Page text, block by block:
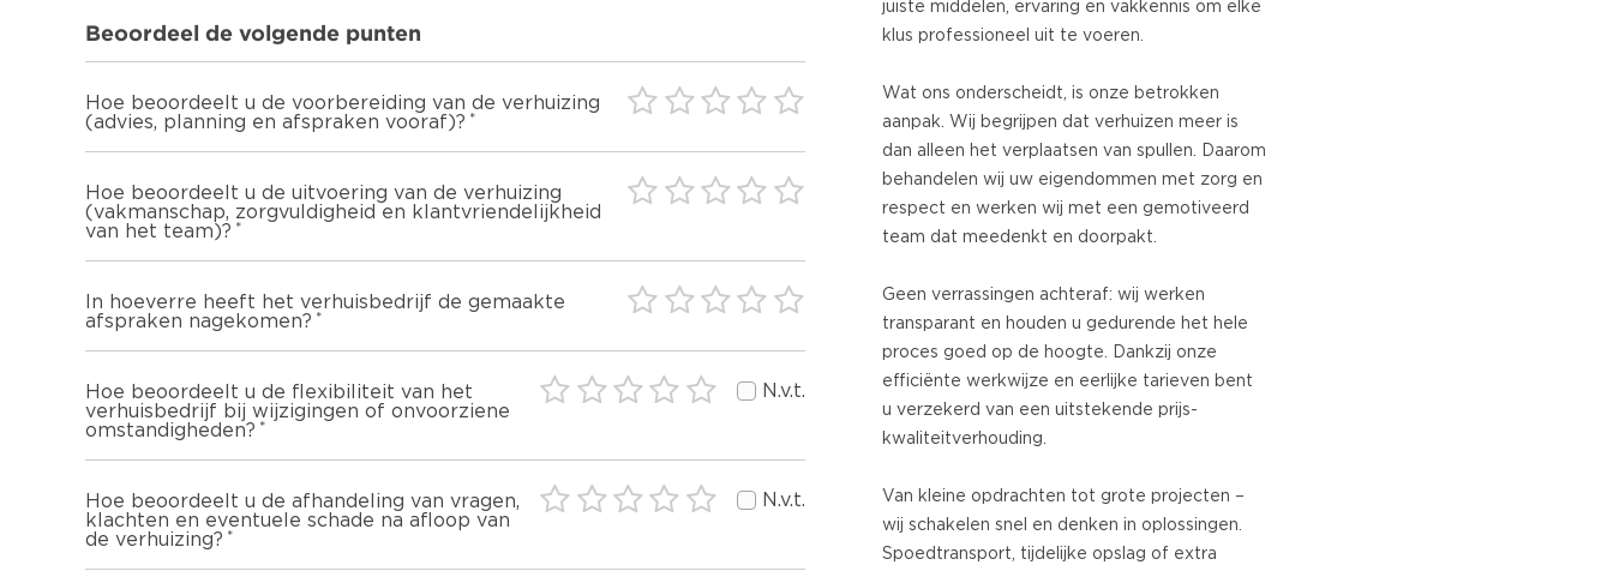
Beoordeel de volgende punten
Hoe beoordeelt u de voorbereiding van de verhuizing
(advies, planning en afspraken vooraf)?
Hoe beoordeelt u de uitvoering van de verhuizing
(vakmanschap, zorgvuldigheid en klantvriendelijkheid
van het team)?
In hoeverre heeft het verhuisbedrijf de gemaakte
afspraken nagekomen?
Hoe beoordeelt u de flexibiliteit van het
verhuisbedrijf bij wijzigingen of onvoorziene
omstandigheden?
N.v.t.
Hoe beoordeelt u de afhandeling van vragen,
klachten en eventuele schade na afloop van
de verhuizing?
N.v.t.
juiste middelen, ervaring en vakkennis om elke
klus professioneel uit te voeren.
Wat ons onderscheidt, is onze betrokken
aanpak. Wij begrijpen dat verhuizen meer is
dan alleen het verplaatsen van spullen. Daarom
behandelen wij uw eigendommen met zorg en
respect en werken wij met een gemotiveerd
team dat meedenkt en doorpakt.
Geen verrassingen achteraf: wij werken
transparant en houden u gedurende het hele
proces goed op de hoogte. Dankzij onze
efficiënte werkwijze en eerlijke tarieven bent
u verzekerd van een uitstekende prijs-
kwaliteitverhouding.
Van kleine opdrachten tot grote projecten –
wij schakelen snel en denken in oplossingen.
Spoedtransport, tijdelijke opslag of extra